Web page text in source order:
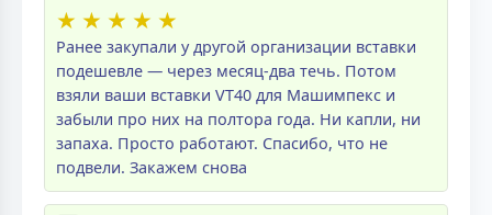
★ ★ ★ ★ ★
Ранее закупали у другой организации вставки
подешевле — через месяц-два течь. Потом
взяли ваши вставки VT40 для Машимпекс и
забыли про них на полтора года. Ни капли, ни
запаха. Просто работают. Спасибо, что не
подвели. Закажем снова